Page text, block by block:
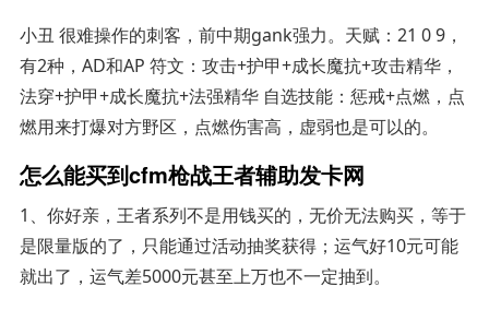
小丑 很难操作的刺客，前中期gank强力。天赋：21 0 9，
有2种，AD和AP 符文：攻击+护甲+成长魔抗+攻击精华，
法穿+护甲+成长魔抗+法强精华 自选技能：惩戒+点燃，点
燃用来打爆对方野区，点燃伤害高，虚弱也是可以的。
怎么能买到cfm枪战王者辅助发卡网
1、你好亲，王者系列不是用钱买的，无价无法购买，等于
是限量版的了，只能通过活动抽奖获得；运气好10元可能
就出了，运气差5000元甚至上万也不一定抽到。